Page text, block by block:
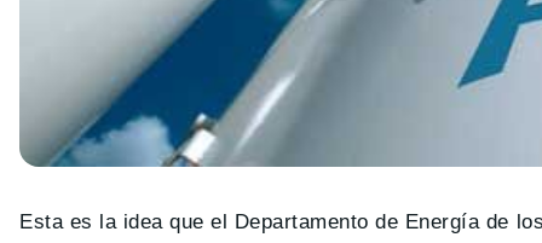
Esta es la idea que el Departamento de Energía de